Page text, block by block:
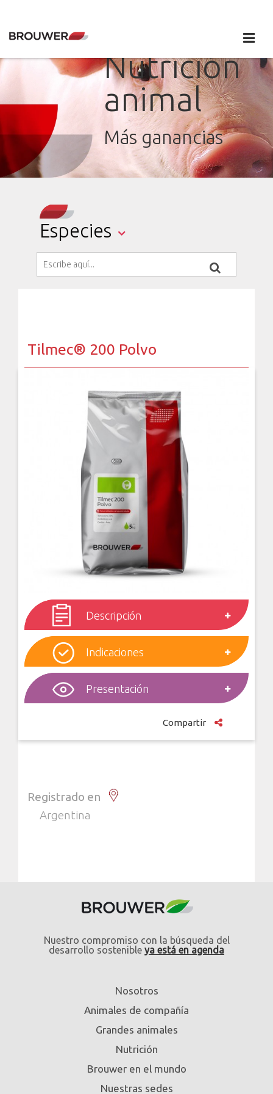
Nutrición
animal
Más ganancias
Especies
Tilmec® 200 Polvo
Descripción
Indicaciones
Presentación
Compartir
Registrado en
Argentina
Nuestro compromiso con la búsqueda del
desarrollo sostenible ya está en agenda
Nosotros
Animales de compañía
Grandes animales
Nutrición
Brouwer en el mundo
Nuestras sedes